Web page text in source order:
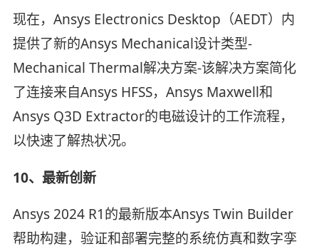
现在，Ansys Electronics Desktop（AEDT）内
提供了新的Ansys Mechanical设计类型-
Mechanical Thermal解决方案-该解决方案简化
了连接来自Ansys HFSS，Ansys Maxwell和
Ansys Q3D Extractor的电磁设计的工作流程，
以快速了解热状况。
10、最新创新
Ansys 2024 R1的最新版本Ansys Twin Builder
帮助构建，验证和部署完整的系统仿真和数字孪